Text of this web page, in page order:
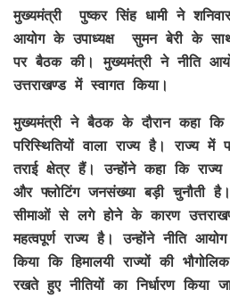
मुख्यमंत्री पुष्कर सिंह धामी ने
आयोग के उपाध्यक्ष सुमन बेरी के
पर बैठक की। मुख्यमंत्री ने नीति
उत्तराखण्ड में स्वागत किया।
मुख्यमंत्री ने बैठक के दौरान कहा कि
परिस्थितियों वाला राज्य है। राज्य में
तराई क्षेत्र हैं। उन्होंने कहा कि
और फ्लोटिंग जनसंख्या बड़ी चुनौती है।
सीमाओं से लगे होने के कारण
महत्वपूर्ण राज्य है। उन्होंने नीति
किया कि हिमालयी राज्यों की
रखते हुए नीतियों का निर्धारण किया